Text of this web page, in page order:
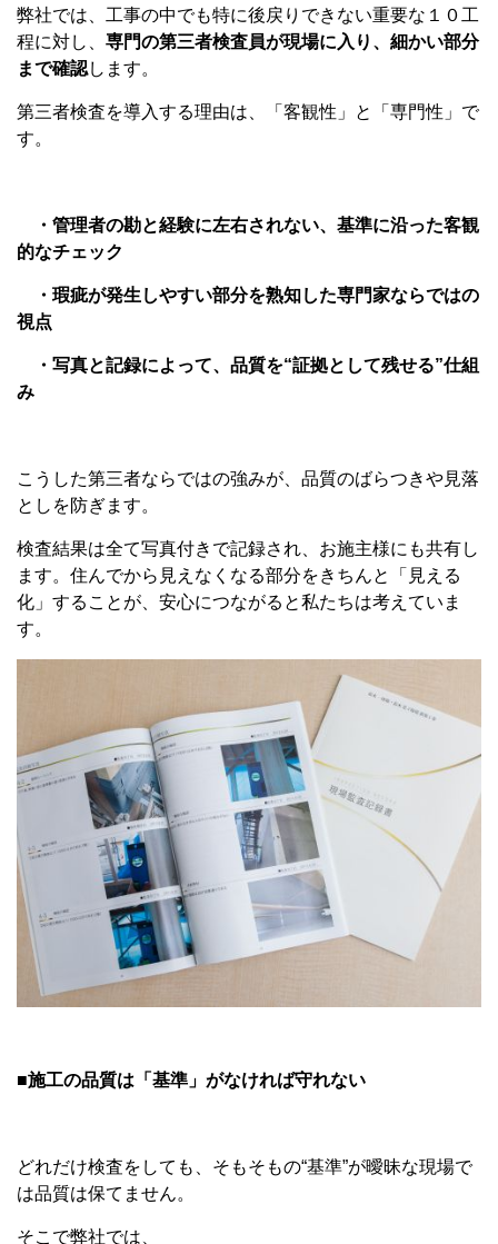
弊社では、工事の中でも特に後戻りできない重要な１０工
程に対し、 専門の第三者検査員が現場に入り、細かい部分
まで確認します。
第三者検査を導入する理由は、「客観性」と「専門性」で
す。
・管理者の勘と経験に左右されない、基準に沿った客観
的なチェック
・瑕疵が発生しやすい部分を熟知した専門家ならではの
視点
・写真と記録によって、品質を“証拠として残せる”仕組
み
こうした第三者ならではの強みが、品質のばらつきや見落
としを防ぎます。
検査結果は全て写真付きで記録され、お施主様にも共有し
ます。住んでから見えなくなる部分をきちんと「見える
化」することが、安心につながると私たちは考えていま
す。
■施工の品質は「基準」がなければ守れない
どれだけ検査をしても、そもそもの“基準”が曖昧な現場で
は品質は保てません。
そこで弊社では、